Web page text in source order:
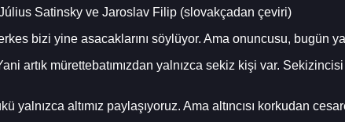
Satinsky ve Jaroslav Filip (slovakçadan çeviri)
bizi yine asacaklarını söylüyor. Ama onuncusu, bugün
artık mürettebatımızdan yalnızca sekiz kişi var.
yalnızca altımız paylaşıyoruz. Ama altıncısı korkudan